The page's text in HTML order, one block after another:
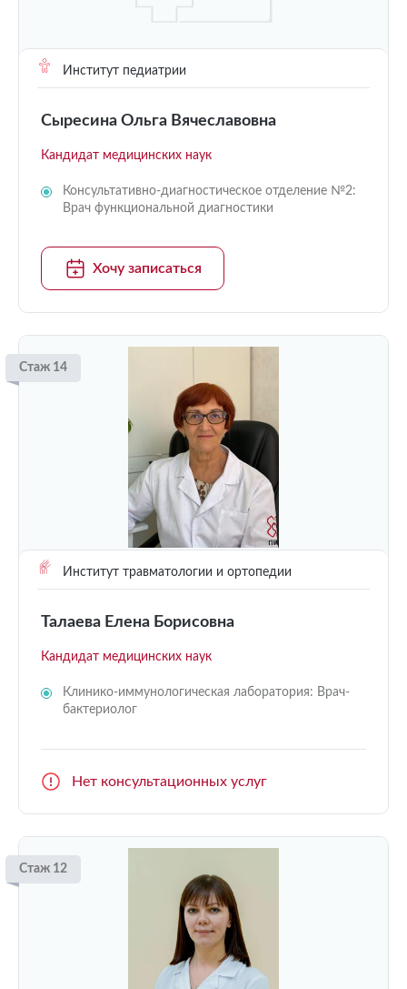
Институт педиатрии
Сыресина Ольга Вячеславовна
Кандидат медицинских наук
Консультативно-диагностическое отделение №2:
Врач функциональной диагностики
Хочу записаться
Стаж 14
Институт травматологии и ортопедии
Талаева Елена Борисовна
Кандидат медицинских наук
Клинико-иммунологическая лаборатория: Врач-
бактериолог
Нет консультационных услуг
Стаж 12